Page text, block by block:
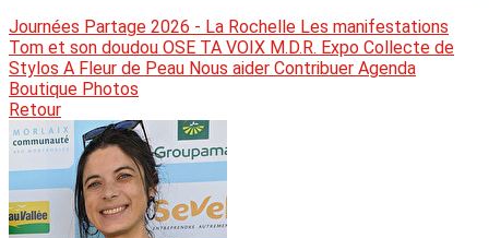
Journées Partage 2026 - La Rochelle Les manifestations
Tom et son doudou OSE TA VOIX M.D.R. Expo Collecte de
Stylos A Fleur de Peau Nous aider Contribuer Agenda
Boutique Photos
Retour